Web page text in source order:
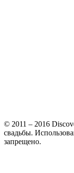
© 2011 – 2016
свадьбы.
запрещено.